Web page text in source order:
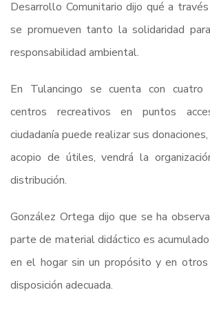
Desarrollo Comunitario dijo qué a
se promueven tanto la solidaridad
responsabilidad ambiental.
En Tulancingo se cuenta con
centros recreativos en puntos
ciudadanía puede realizar sus
acopio de útiles, vendrá la
distribución.
González Ortega dijo que se ha
parte de material didáctico es
en el hogar sin un propósito y en
disposición adecuada.